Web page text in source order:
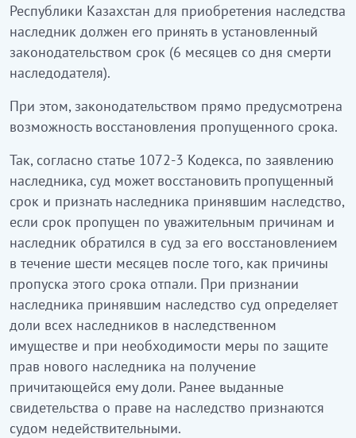
Республики Казахстан для приобретения наследства
наследник должен его принять в установленный
законодательством срок (6 месяцев со дня смерти
наследодателя).
При этом, законодательством прямо предусмотрена
возможность восстановления пропущенного срока.
Так, согласно статье 1072-3 Кодекса, по заявлению
наследника, суд может восстановить пропущенный
срок и признать наследника принявшим наследство,
если срок пропущен по уважительным причинам и
наследник обратился в суд за его восстановлением
в течение шести месяцев после того, как причины
пропуска этого срока отпали. При признании
наследника принявшим наследство суд определяет
доли всех наследников в наследственном
имуществе и при необходимости меры по защите
прав нового наследника на получение
причитающейся ему доли. Ранее выданные
свидетельства о праве на наследство признаются
судом недействительными.